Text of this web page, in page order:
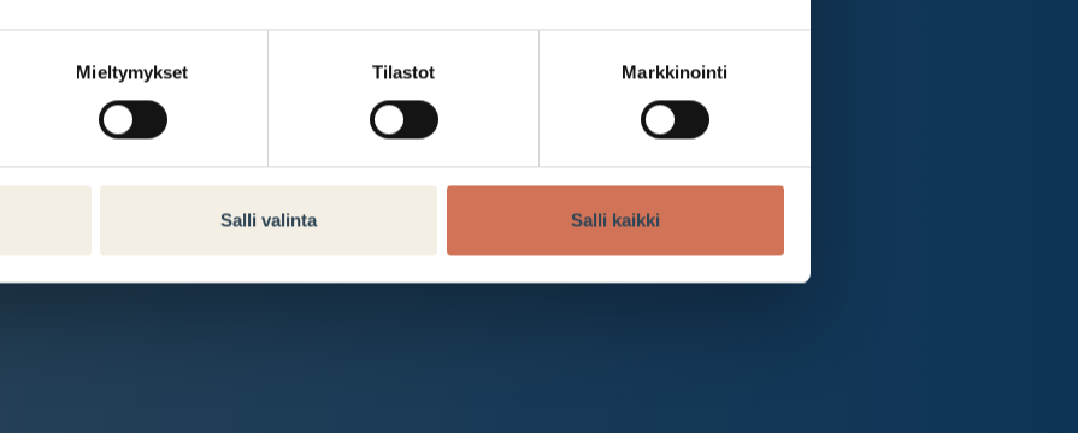
Mieltymykset Tilastot Markkinointi
Salli valinta Salli kaikki
Et ole kirjautunut sisään.Kirjaudu sisään